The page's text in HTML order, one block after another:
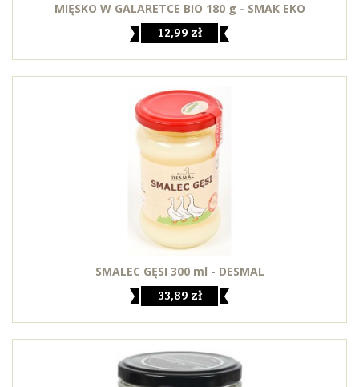
MIĘSKO W GALARETCE BIO 180 g - SMAK EKO
12,99 zł
SMALEC GĘSI 300 ml - DESMAL
33,89 zł